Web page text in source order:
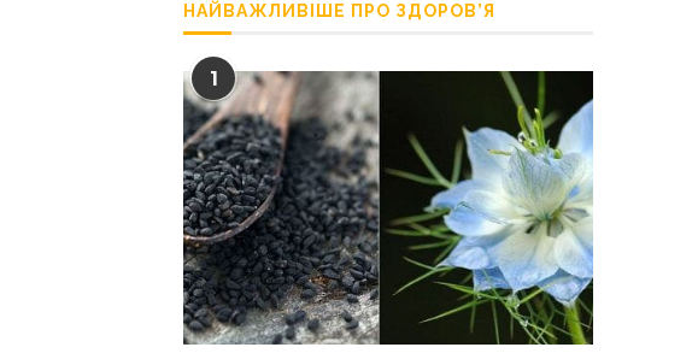
НАЙВАЖЛИВІШЕ ПРО ЗДОРОВ’Я
1